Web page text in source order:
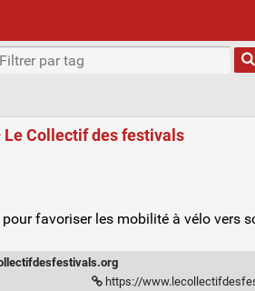
Le Collectif des festivals
favoriser les mobilité à vélo vers
https://www.lecollectifdesfestivals.org/